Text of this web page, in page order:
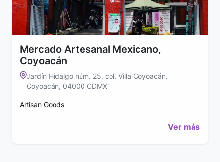
Mercado Artesanal Mexicano,
Coyoacán
Jardín Hidalgo núm. 25, col. Villa Coyoacán,
Coyoacán, 04000 CDMX
Artisan Goods
Ver más